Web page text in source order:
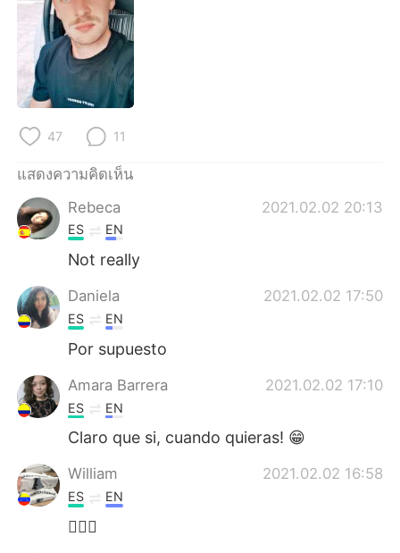
繁體中文
العربية
Deutsch
한국어
Indonesia
Türkçe
Português
47 11
แสดงความคิดเห็น
Rebeca
2021.02.02 20:13
ES EN
Not really
Daniela 2021.02.02 17:50
ES EN
Por supuesto
Amara Barrera 2021.02.02 17:10
ES EN
Claro que si, cuando quieras! 😁
William 2021.02.02 16:58
ES EN
🙋🏻‍♂️